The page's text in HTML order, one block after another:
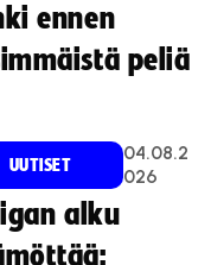
ennen
peliä
UUTISET
04.08.2
026
alku